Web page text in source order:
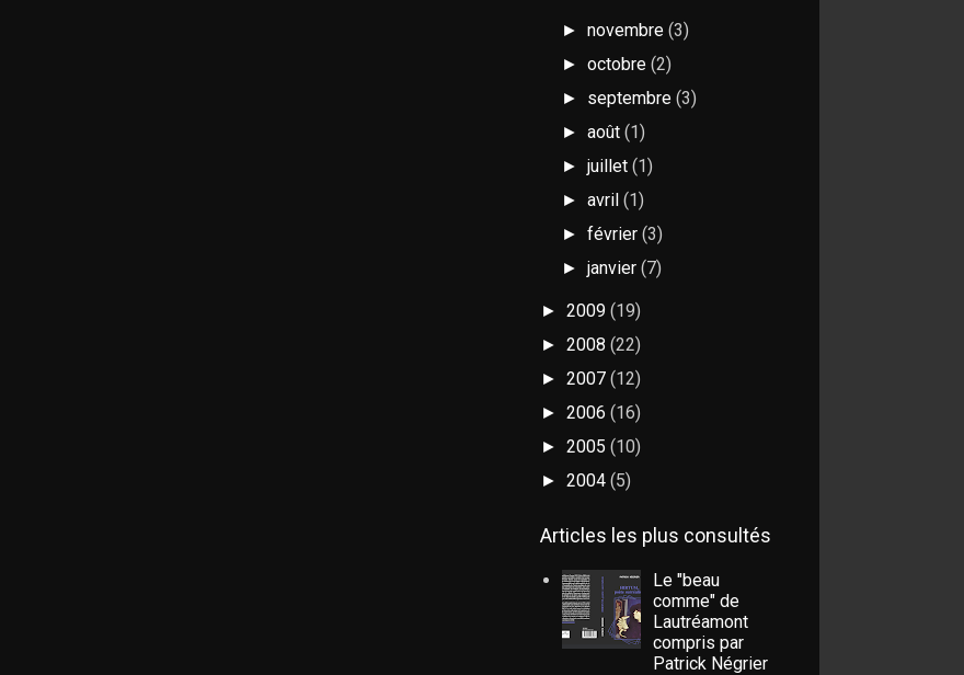
►novembre(3)
►octobre(2)
► septembre(3)
►août(1)
►juillet(1)
►avril(1)
►février(3)
►janvier(7)
► 2009 (19)
► 2008 (22)
► 2007 (12)
► 2006 (16)
► 2005 (10)
► 2004 (5)
Articles les plus consultés
Le "beau
comme" de
Lautréamont
compris par
Patrick Négrier